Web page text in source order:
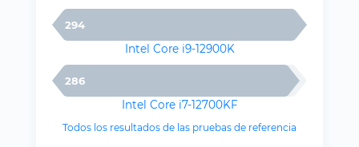
294
Intel Core i9-12900K
286
Intel Core i7-12700KF
Todos los resultados de las pruebas de referencia